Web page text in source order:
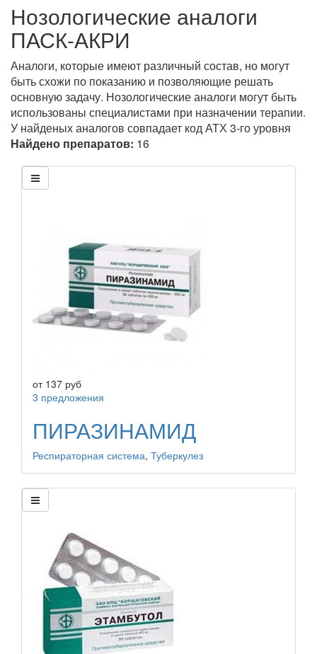
Нозологические аналоги
ПАСК-АКРИ
Аналоги, которые имеют различный состав, но могут
быть схожи по показанию и позволяющие решать
основную задачу. Нозологические аналоги могут быть
использованы специалистами при назначении терапии.
У найденых аналогов совпадает код АТХ 3-го уровня
Найдено препаратов: 16
от 137 руб
3 предложения
ПИРАЗИНАМИД
Респираторная система, Туберкулез